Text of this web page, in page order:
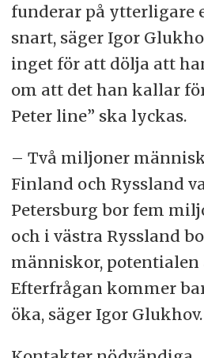
funderar på ytterligare
snart, säger Igor
inget för att dölja att
om att det han kallar
Peter line” ska lyckas.
– Två miljoner
Finland och Ryssland
Petersburg bor fem
och i västra Ryssland
människor, potentialen
Efterfrågan kommer
öka, säger Igor Glukhov.